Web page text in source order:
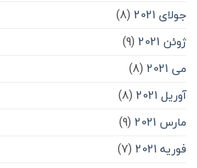
جولای 2021
(8)
ژوئن 2021
(9)
می 2021
(8)
آوریل 2021
(8)
مارس 2021
(9)
فوریه 2021
(7)